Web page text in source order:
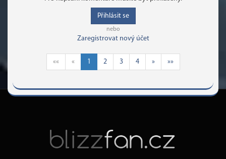
Přihlásit se
nebo
Zaregistrovat nový účet
«« « 1 2 3 4 » »»